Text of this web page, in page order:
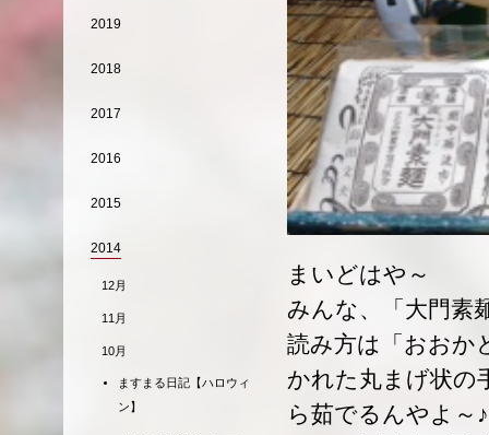
まいどはや～
みんな、「大門素
読み方は「おおか
かれた丸まげ状の
ら茹でるんやよ～♪
2019
2018
2017
2016
2015
2014
12月
11月
10月
ますまる日記【ハロウィ
ン】